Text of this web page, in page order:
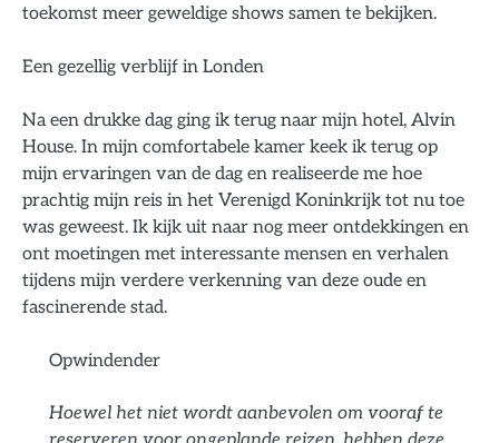
toekomst meer geweldige shows samen te bekijken.
Een gezellig verblijf in Londen
Na een drukke dag ging ik terug naar mijn hotel, Alvin
House. In mijn comfortabele kamer keek ik terug op
mijn ervaringen van de dag en realiseerde me hoe
prachtig mijn reis in het Verenigd Koninkrijk tot nu toe
was geweest. Ik kijk uit naar nog meer ontdekkingen en
ont moetingen met interessante mensen en verhalen
tijdens mijn verdere verkenning van deze oude en
fascinerende stad.
Opwindender
Hoewel het niet wordt aanbevolen om vooraf te